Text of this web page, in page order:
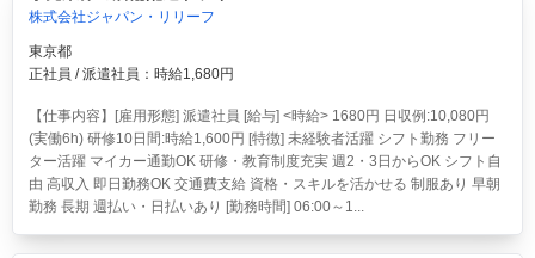
株式会社ジャパン・リリーフ
東京都
正社員 / 派遣社員：時給1,680円
【仕事内容】[雇用形態] 派遣社員 [給与] <時給> 1680円 日収例:10,080円
(実働6h) 研修10日間:時給1,600円 [特徴] 未経験者活躍 シフト勤務 フリー
ター活躍 マイカー通勤OK 研修・教育制度充実 週2・3日からOK シフト自
由 高収入 即日勤務OK 交通費支給 資格・スキルを活かせる 制服あり 早朝
勤務 長期 週払い・日払いあり [勤務時間] 06:00～1...